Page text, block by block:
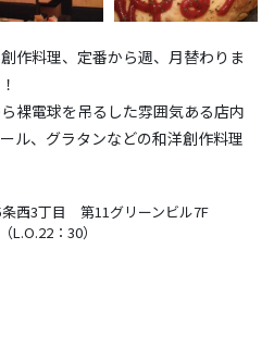
作料理、定番から週、月替わりま
裸電球を吊るした雰囲気ある店内
ル、グラタンなどの和洋創作料理
西3丁目 第11グリーンビル7F
L.O.22：30）